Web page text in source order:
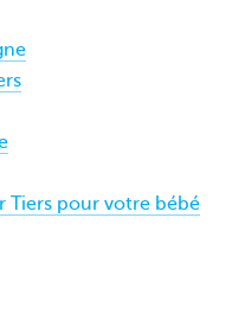
Tiers pour votre bébé